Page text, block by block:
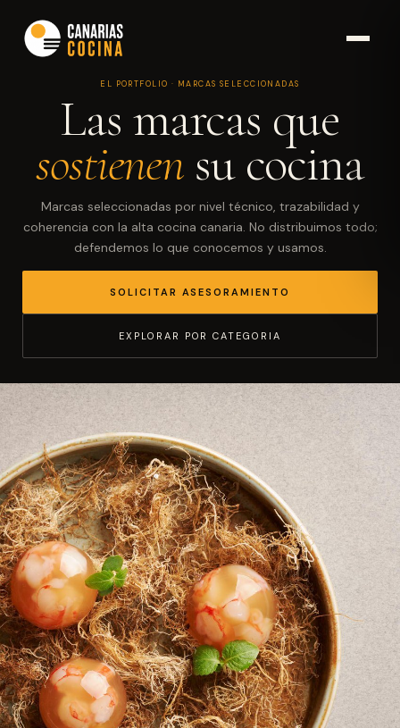
EL PORTFOLIO · MARCAS SELECCIONADAS
Las marcas que
sostienen su cocina
Marcas seleccionadas por nivel técnico, trazabilidad y
coherencia con la alta cocina canaria. No distribuimos todo;
defendemos lo que conocemos y usamos.
SOLICITAR ASESORAMIENTO
EXPLORAR POR CATEGORIA